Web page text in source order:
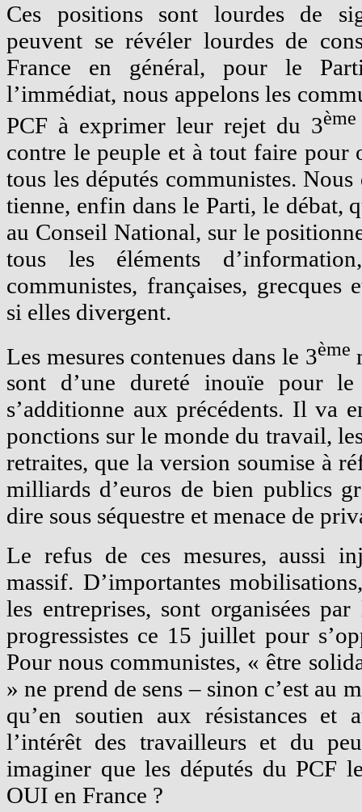
Ces positions sont lourdes de
peuvent se révéler lourdes de
France en général, pour le
l’immédiat, nous appelons les
PCF à exprimer leur rejet du 3ème
contre le peuple et à tout faire pour
tous les députés communistes. Nous
tienne, enfin dans le Parti, le débat,
au Conseil National, sur le
tous les éléments
communistes, françaises, grecques
si elles divergent.
Les mesures contenues dans le 3ème
sont d’une dureté inouïe pour le
s’additionne aux précédents. Il va
ponctions sur le monde du travail,
retraites, que la version soumise à
milliards d’euros de bien publics
dire sous séquestre et menace de
Le refus de ces mesures, aussi
massif. D’importantes
les entreprises, sont organisées
progressistes ce 15 juillet pour
Pour nous communistes, « être
» ne prend de sens – sinon c’est au
qu’en soutien aux résistances et
l’intérêt des travailleurs et du
imaginer que les députés du PCF
OUI en France ?